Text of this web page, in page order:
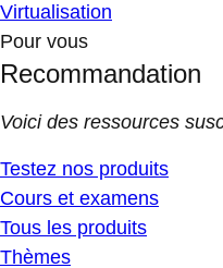
Virtualisation
Pour vous
Recommandation
Voici des ressources
Testez nos produits
Cours et examens
Tous les produits
Thèmes